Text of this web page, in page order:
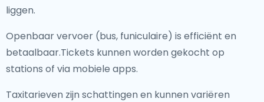
liggen.
Openbaar vervoer (bus, funiculaire) is efficiënt en
betaalbaar.Tickets kunnen worden gekocht op
stations of via mobiele apps.
Taxitarieven zijn schattingen en kunnen variëren